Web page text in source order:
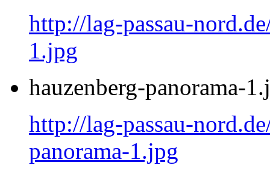
http://lag-passau-
1.jpg
hauzenberg-panorama-
http://lag-passau-
panorama-1.jpg